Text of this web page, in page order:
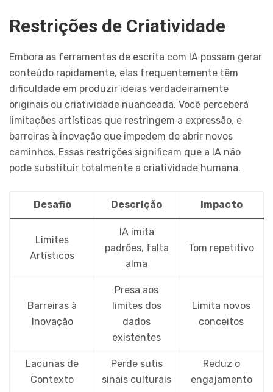
Restrições de Criatividade
Embora as ferramentas de escrita com IA possam gerar
conteúdo rapidamente, elas frequentemente têm
dificuldade em produzir ideias verdadeiramente
originais ou criatividade nuanceada. Você perceberá
limitações artísticas que restringem a expressão, e
barreiras à inovação que impedem de abrir novos
caminhos. Essas restrições significam que a IA não
pode substituir totalmente a criatividade humana.
Desafio Descrição Impacto
Limites
Artísticos
IA imita
padrões, falta
alma
Tom repetitivo
Barreiras à
Inovação
Presa aos
limites dos
dados
existentes
Limita novos
conceitos
Lacunas de
Contexto
Perde sutis
sinais culturais
Reduz o
engajamento